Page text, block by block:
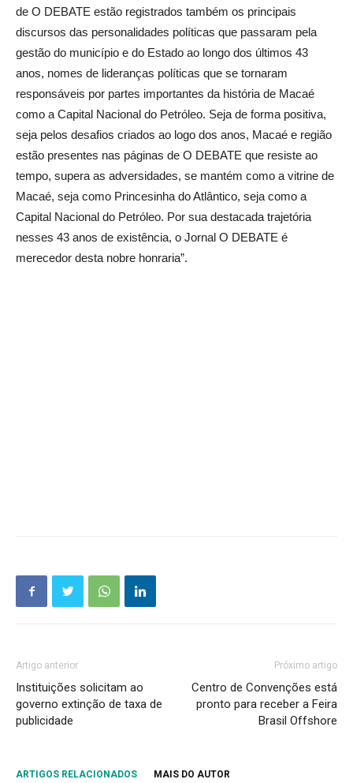
de O DEBATE estão registrados também os principais
discursos das personalidades políticas que passaram pela
gestão do município e do Estado ao longo dos últimos 43
anos, nomes de lideranças políticas que se tornaram
responsáveis por partes importantes da história de Macaé
como a Capital Nacional do Petróleo. Seja de forma positiva,
seja pelos desafios criados ao logo dos anos, Macaé e região
estão presentes nas páginas de O DEBATE que resiste ao
tempo, supera as adversidades, se mantém como a vitrine de
Macaé, seja como Princesinha do Atlântico, seja como a
Capital Nacional do Petróleo. Por sua destacada trajetória
nesses 43 anos de existência, o Jornal O DEBATE é
merecedor desta nobre honraria”.
Artigo anterior
Instituições solicitam ao
governo extinção de taxa de
publicidade
Próximo artigo
Centro de Convenções está
pronto para receber a Feira
Brasil Offshore
ARTIGOS RELACIONADOS MAIS DO AUTOR